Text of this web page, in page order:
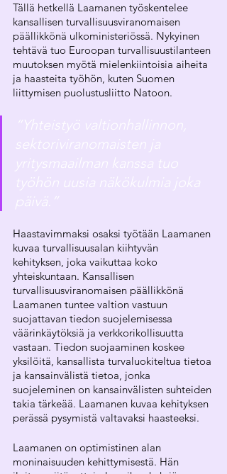
Tällä hetkellä Laamanen työskentelee
kansallisen turvallisuusviranomaisen
päällikkönä ulkoministeriössä. Nykyinen
tehtävä tuo Euroopan turvallisuustilanteen
muutoksen myötä mielenkiintoisia aiheita
ja haasteita työhön, kuten Suomen
liittymisen puolustusliitto Natoon.
“Yhteistyö valtionhallinnon,
sektoriviranomaisten ja
yritysmaailman kanssa tuo
työhön uusia näkökulmia joka
päivä.”
Haastavimmaksi osaksi työtään Laamanen
kuvaa turvallisuusalan kiihtyvän
kehityksen, joka vaikuttaa koko
yhteiskuntaan. Kansallisen
turvallisuusviranomaisen päällikkönä
Laamanen tuntee valtion vastuun
suojattavan tiedon suojelemisessa
väärinkäytöksiä ja verkkorikollisuutta
vastaan. Tiedon suojaaminen koskee
yksilöitä, kansallista turvaluokiteltua tietoa
ja kansainvälistä tietoa, jonka
suojeleminen on kansainvälisten suhteiden
takia tärkeää. Laamanen kuvaa kehityksen
perässä pysymistä valtavaksi haasteeksi.
Laamanen on optimistinen alan
moninaisuuden kehittymisestä. Hän